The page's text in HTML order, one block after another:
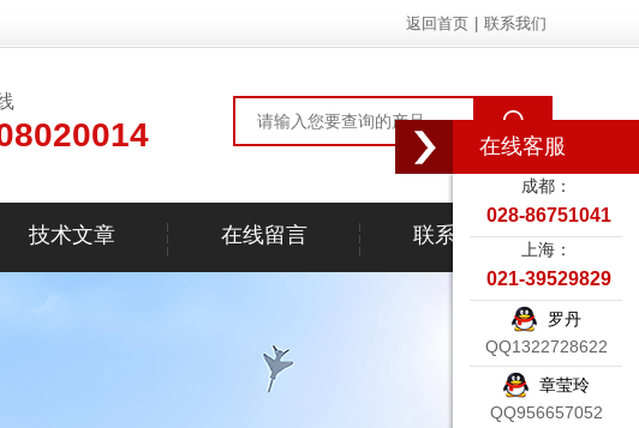
返回首页 联系我们
技术文章 在线留言 联系我们
在线客服
成都：
028-86751041
上海：
021-39529829
罗丹
QQ1322728622
章莹玲
QQ956657052